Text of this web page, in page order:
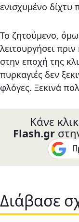
ενισχυμένο δίχτυ
Το ζητούμενο,
λειτουργήσει
στην εποχή της
πυρκαγιές δεν
φλόγες. Ξεκινά
Κάνε
Flash.gr
Διάβασε